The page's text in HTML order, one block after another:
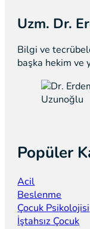
Uzm. Dr.
Bilgi ve
başka hekim ve
Popüler
Acil
Beslenme
Çocuk Psikolojisi
İştahsız Çocuk